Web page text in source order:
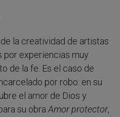
la creatividad de artistas
por experiencias muy
de la fe. Es el caso de
por robo: en su
el amor de Dios y
su obraAmor protector,